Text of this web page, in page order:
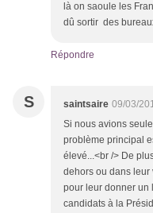
là on saoule les
dû sortir des
Répondre
S saintsaire 09/03/
Si nous avions
problème principal
élevé...<br /> De
dehors ou dans
pour leur donner un
candidats à la